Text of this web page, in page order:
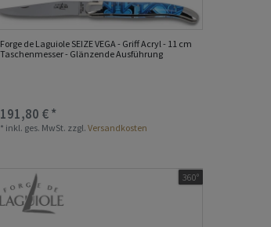
Forge de Laguiole SEIZE VEGA - Griff Acryl - 11 cm
Taschenmesser - Glänzende Ausführung
191,80 € *
* inkl. ges. MwSt. zzgl.Versandkosten
360°